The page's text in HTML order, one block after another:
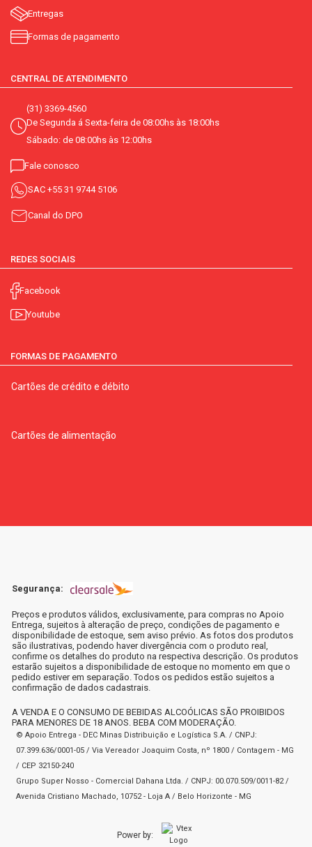
Entregas
Formas de pagamento
CENTRAL DE ATENDIMENTO
(31) 3369-4560
De Segunda á Sexta-feira de 08:00hs às 18:00hs
Sábado: de 08:00hs às 12:00hs
Fale conosco
SAC +55 31 9744 5106
Canal do DPO
REDES SOCIAIS
Facebook
Youtube
FORMAS DE PAGAMENTO
Cartões de crédito e débito
Cartões de alimentação
Segurança:
Preços e produtos válidos, exclusivamente, para compras no Apoio
Entrega, sujeitos à alteração de preço, condições de pagamento e
disponibilidade de estoque, sem aviso prévio. As fotos dos produtos
são ilustrativas, podendo haver divergência com o produto real,
confirme os detalhes do produto na respectiva descrição. Os produtos
estarão sujeitos a disponibilidade de estoque no momento em que o
pedido estiver em separação. Todos os pedidos estão sujeitos a
confirmação de dados cadastrais.
A VENDA E O CONSUMO DE BEBIDAS ALCOÓLICAS SÃO PROIBIDOS
PARA MENORES DE 18 ANOS. BEBA COM MODERAÇÃO.
© Apoio Entrega - DEC Minas Distribuição e Logística S.A. / CNPJ:
07.399.636/0001-05 / Via Vereador Joaquim Costa, nº 1800 / Contagem - MG
/ CEP 32150-240
Grupo Super Nosso - Comercial Dahana Ltda. / CNPJ: 00.070.509/0011-82 /
Avenida Cristiano Machado, 10752 - Loja A / Belo Horizonte - MG
Power by: